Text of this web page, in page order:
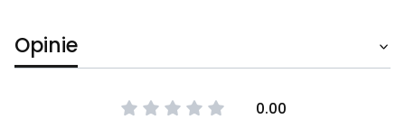
Opinie
0.00